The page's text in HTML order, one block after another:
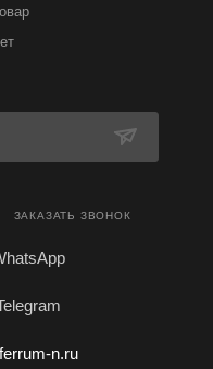
ЗАКАЗАТЬ ЗВОНОК
n.ru